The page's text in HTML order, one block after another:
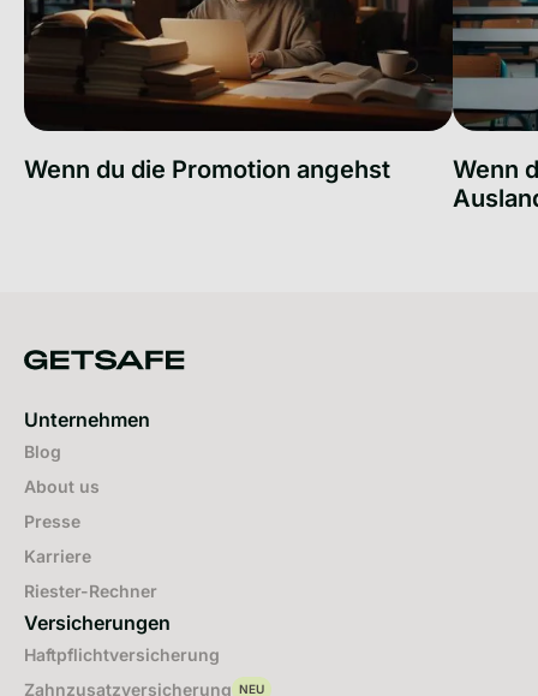
Wenn du die Promotion angehst
Wenn
Unternehmen
Blog
About us
Presse
Karriere
Riester-Rechner
Versicherungen
Haftpflichtversicherung
Zahnzusatzversicherung NEU